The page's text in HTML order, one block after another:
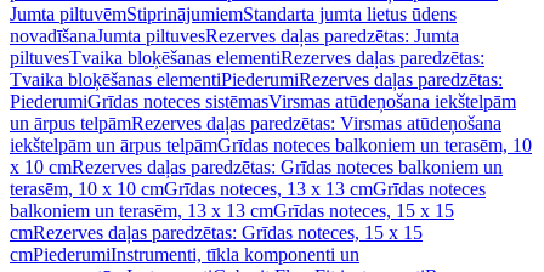
Jumta piltuvēmStiprinājumiemStandarta jumta lietus ūdens
novadīšanaJumta piltuvesRezerves daļas paredzētas: Jumta
piltuvesTvaika bloķēšanas elementiRezerves daļas paredzētas:
Tvaika bloķēšanas elementiPiederumiRezerves daļas paredzētas:
PiederumiGrīdas noteces sistēmasVirsmas atūdeņošana iekštelpām
un ārpus telpāmRezerves daļas paredzētas: Virsmas atūdeņošana
iekštelpām un ārpus telpāmGrīdas noteces balkoniem un terasēm, 10
x 10 cmRezerves daļas paredzētas: Grīdas noteces balkoniem un
terasēm, 10 x 10 cmGrīdas noteces, 13 x 13 cmGrīdas noteces
balkoniem un terasēm, 13 x 13 cmGrīdas noteces, 15 x 15
cmRezerves daļas paredzētas: Grīdas noteces, 15 x 15
cmPiederumiInstrumenti, tīkla komponenti un